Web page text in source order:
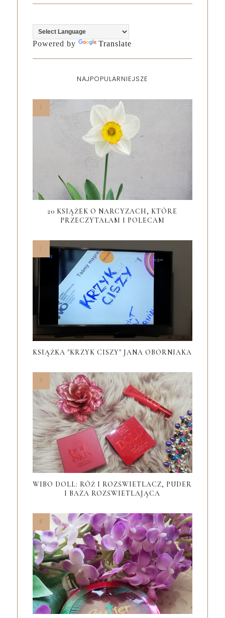
Powered by Translate
NAJPOPULARNIEJSZE
20 KSIĄŻEK O NARCYZACH, KTÓRE
PRZECZYTAŁAM I POLECAM
KSIĄŻKA "KRZYK CISZY" JANA OBORNIAKA
WIBO DOLL: RÓŻ I ROZŚWIETLACZ, PUDER
I BAZA ROZŚWIETLAJĄCA